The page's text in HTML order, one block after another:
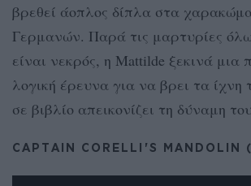
βρεθεί άοπλος δίπλα στα
Γερμανών. Παρά τις μαρτυρίες
είναι νεκρός, η Mattilde ξεκινά μια
λογική έρευνα για να βρει τα ίχνη
σε βιβλίο απεικονίζει τη δύναμη
CAPTAIN CORELLI'S MANDOLIN